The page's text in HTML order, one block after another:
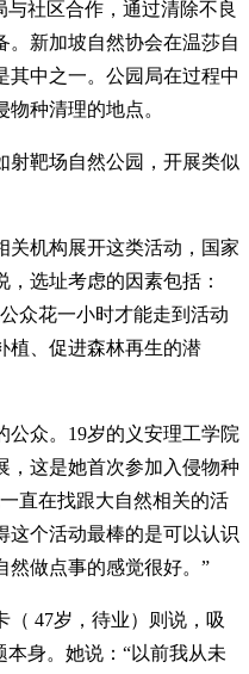
与社区合作，通过清除不良
。新加坡自然协会在温莎自
其中之一。公园局在过程中
种清理的地点。
射靶场自然公园，开展类似
关机构展开这类活动，国家
选址考虑的因素包括：
众花一小时才能走到活动
植、促进森林再生的潜
公众。19岁的义安理工学院
，这是她首次参加入侵物种
直在找跟大自然相关的活
这个活动最棒的是可以认识
然做点事的感觉很好。”
（ 47岁，待业）则说，吸
本身。她说：“以前我从未